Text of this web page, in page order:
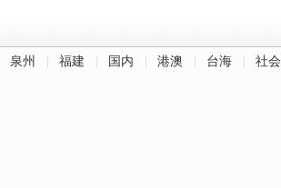
泉州 福建 国内 港澳 台海 社会